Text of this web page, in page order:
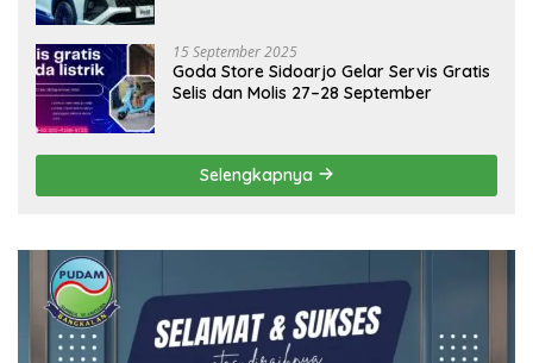
15 September 2025
Goda Store Sidoarjo Gelar Servis Gratis
Selis dan Molis 27–28 September
Selengkapnya